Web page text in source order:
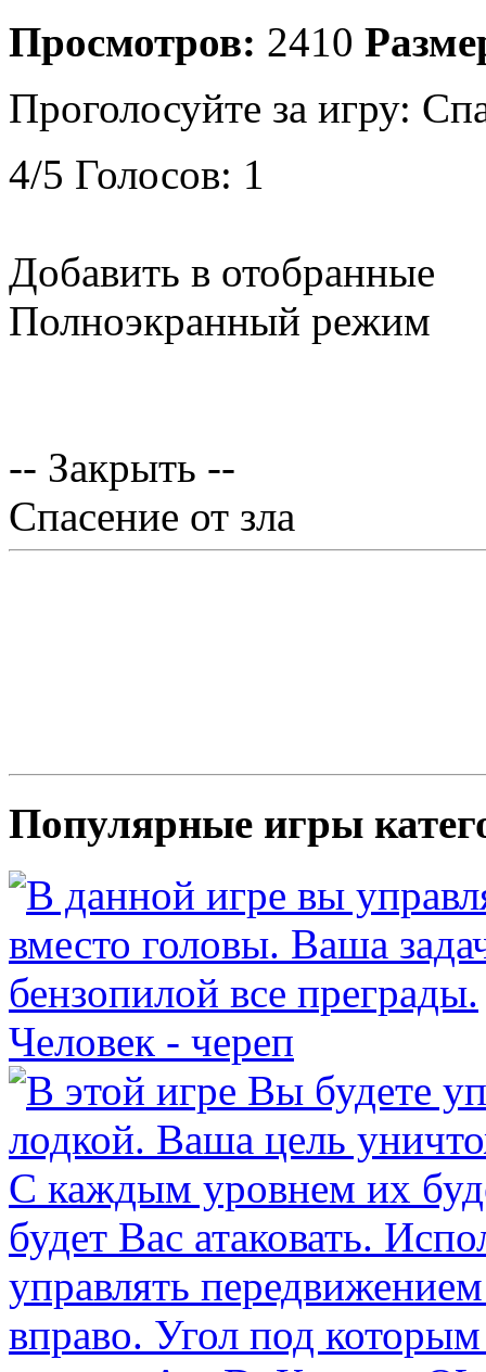
Просмотров: 2410
Проголосуйте за игру:
4/5 Голосов: 1
Добавить в отобранные
Полноэкранный режим
-- Закрыть --
Спасение от зла
Популярные игры
Человек - череп